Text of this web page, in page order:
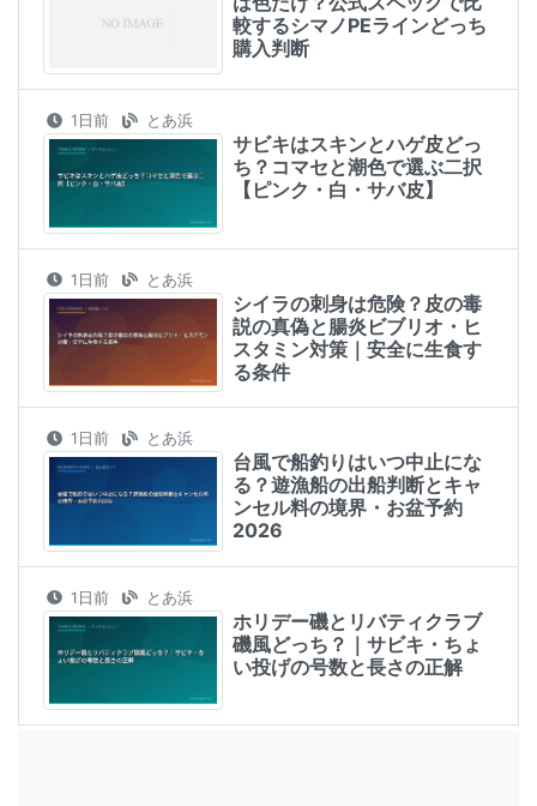
較するシマノPEラインどっち
購入判断
1日前 とあ浜
サビキはスキンとハゲ皮どっ
ち？コマセと潮色で選ぶ二択
【ピンク・白・サバ皮】
1日前 とあ浜
シイラの刺身は危険？皮の毒
説の真偽と腸炎ビブリオ・ヒ
スタミン対策｜安全に生食す
る条件
1日前 とあ浜
台風で船釣りはいつ中止にな
る？遊漁船の出船判断とキャ
ンセル料の境界・お盆予約
2026
1日前 とあ浜
ホリデー磯とリバティクラブ
磯風どっち？｜サビキ・ちょ
い投げの号数と長さの正解